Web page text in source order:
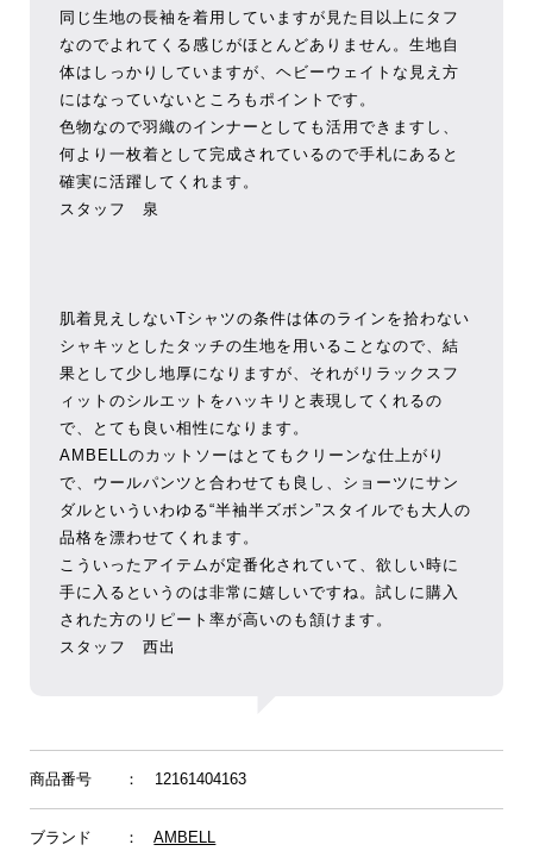
同じ生地の長袖を着用していますが見た目以上にタフ
なのでよれてくる感じがほとんどありません。生地自
体はしっかりしていますが、ヘビーウェイトな見え方
にはなっていないところもポイントです。
色物なので羽織のインナーとしても活用できますし、
何より一枚着として完成されているので手札にあると
確実に活躍してくれます。
スタッフ 泉
肌着見えしないTシャツの条件は体のラインを拾わない
シャキッとしたタッチの生地を用いることなので、結
果として少し地厚になりますが、それがリラックスフ
ィットのシルエットをハッキリと表現してくれるの
で、とても良い相性になります。
AMBELLのカットソーはとてもクリーンな仕上がり
で、ウールパンツと合わせても良し、ショーツにサン
ダルといういわゆる“半袖半ズボン”スタイルでも大人の
品格を漂わせてくれます。
こういったアイテムが定番化されていて、欲しい時に
手に入るというのは非常に嬉しいですね。試しに購入
された方のリピート率が高いのも頷けます。
スタッフ 西出
商品番号 ： 12161404163
ブランド ：AMBELL